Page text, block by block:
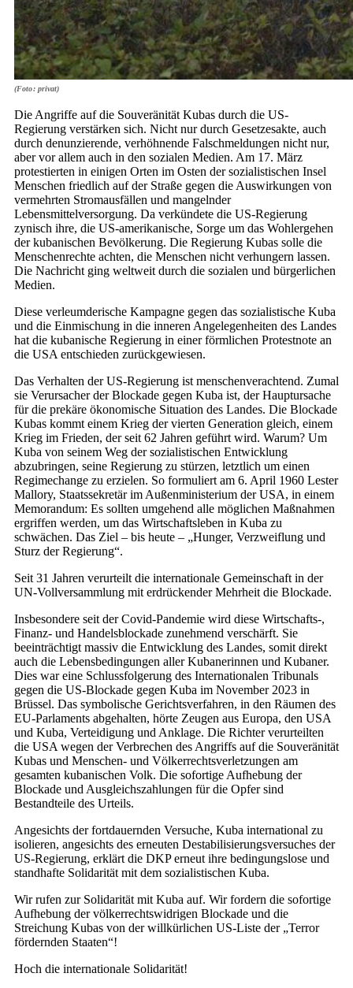
(Foto: privat)
Die Angriffe auf die Souveränität Kubas durch die US-
Regierung verstärken sich. Nicht nur durch Gesetzesakte, auch
durch denunzierende, verhöhnende Falschmeldungen nicht nur,
aber vor allem auch in den sozialen Medien. Am 17. März
protestierten in einigen Orten im Osten der sozialistischen Insel
Menschen friedlich auf der Straße gegen die Auswirkungen von
vermehrten Stromausfällen und mangelnder
Lebensmittelversorgung. Da verkündete die US-Regierung
zynisch ihre, die US-amerikanische, Sorge um das Wohlergehen
der kubanischen Bevölkerung. Die Regierung Kubas solle die
Menschenrechte achten, die Menschen nicht verhungern lassen.
Die Nachricht ging weltweit durch die sozialen und bürgerlichen
Medien.
Diese verleumderische Kampagne gegen das sozialistische Kuba
und die Einmischung in die inneren Angelegenheiten des Landes
hat die kubanische Regierung in einer förmlichen Protestnote an
die USA entschieden zurückgewiesen.
Das Verhalten der US-Regierung ist menschenverachtend. Zumal
sie Verursacher der Blockade gegen Kuba ist, der Hauptursache
für die prekäre ökonomische Situation des Landes. Die Blockade
Kubas kommt einem Krieg der vierten Generation gleich, einem
Krieg im Frieden, der seit 62 Jahren geführt wird. Warum? Um
Kuba von seinem Weg der sozialistischen Entwicklung
abzubringen, seine Regierung zu stürzen, letztlich um einen
Regimechange zu erzielen. So formuliert am 6. April 1960 Lester
Mallory, Staatssekretär im Außenministerium der USA, in einem
Memorandum: Es sollten umgehend alle möglichen Maßnahmen
ergriffen werden, um das Wirtschaftsleben in Kuba zu
schwächen. Das Ziel – bis heute – „Hunger, Verzweiflung und
Sturz der Regierung“.
Seit 31 Jahren verurteilt die internationale Gemeinschaft in der
UN-Vollversammlung mit erdrückender Mehrheit die Blockade.
Insbesondere seit der Covid-Pandemie wird diese Wirtschafts-,
Finanz- und Handelsblockade zunehmend verschärft. Sie
beeinträchtigt massiv die Entwicklung des Landes, somit direkt
auch die Lebensbedingungen aller Kubanerinnen und Kubaner.
Dies war eine Schlussfolgerung des Internationalen Tribunals
gegen die US-Blockade gegen Kuba im November 2023 in
Brüssel. Das symbolische Gerichtsverfahren, in den Räumen des
EU-Parlaments abgehalten, hörte Zeugen aus Europa, den USA
und Kuba, Verteidigung und Anklage. Die Richter verurteilten
die USA wegen der Verbrechen des Angriffs auf die Souveränität
Kubas und Menschen- und Völkerrechtsverletzungen am
gesamten kubanischen Volk. Die sofortige Aufhebung der
Blockade und Ausgleichszahlungen für die Opfer sind
Bestandteile des Urteils.
Angesichts der fortdauernden Versuche, Kuba international zu
isolieren, angesichts des erneuten Destabilisierungsversuches der
US-Regierung, erklärt die DKP erneut ihre bedingungslose und
standhafte Solidarität mit dem sozialistischen Kuba.
Wir rufen zur Solidarität mit Kuba auf. Wir fordern die sofortige
Aufhebung der völkerrechtswidrigen Blockade und die
Streichung Kubas von der willkürlichen US-Liste der „Terror
fördernden Staaten“!
Hoch die internationale Solidarität!